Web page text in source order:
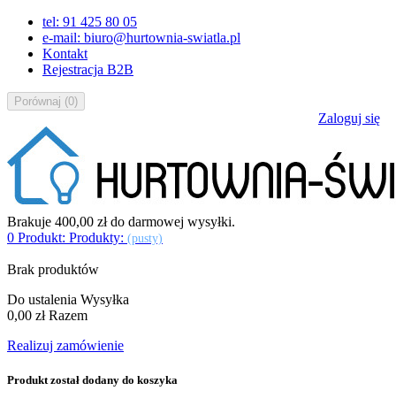
tel: 91 425 80 05
e-mail: biuro@hurtownia-swiatla.pl
Kontakt
Rejestracja B2B
Porównaj (0)
Zaloguj się
Brakuje 400,00 złdo darmowej wysyłki.
0 Produkt: Produkty: (pusty)
Brak produktów
Do ustalenia Wysyłka
0,00 zł Razem
Realizuj zamówienie
Produkt został dodany do koszyka